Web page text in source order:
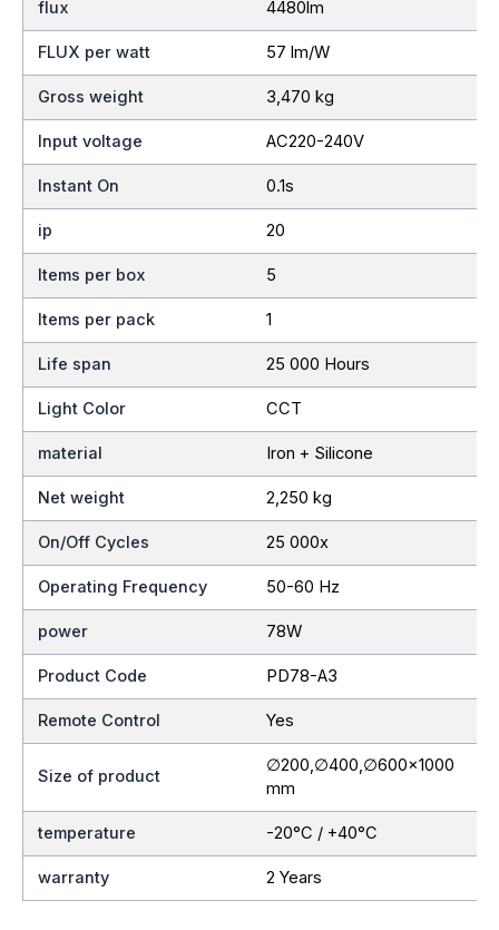
flux 4480lm
FLUX per watt 57 lm/W
Gross weight 3,470 kg
Input voltage AC220-240V
Instant On 0.1s
ip 20
Items per box 5
Items per pack 1
Life span 25 000 Hours
Light Color CCT
material Iron + Silicone
Net weight 2,250 kg
On/Off Cycles 25 000x
Operating Frequency 50-60 Hz
power 78W
Product Code PD78-A3
Remote Control Yes
Size of product
∅200,∅400,∅600×1000
mm
temperature -20°C / +40°C
warranty 2 Years